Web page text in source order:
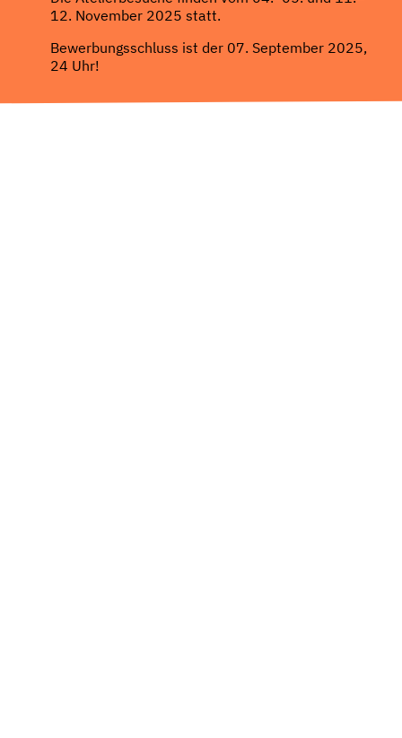
12. November 2025 statt.
Bewerbungsschluss ist der 07. September 2025,
24 Uhr!